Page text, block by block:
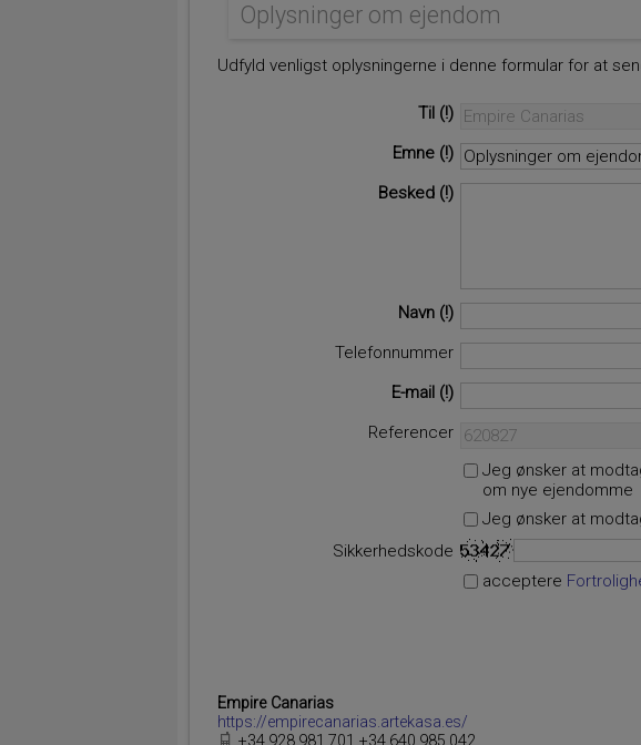
Oplysninger om ejendom
Udfyld venligst oplysningerne i denne formular for at
Til
Emne
Besked
Navn
Telefonnummer
E-mail
Referencer
Jeg ønsker at
om nye ejendomme
Jeg ønsker at
Sikkerhedskode
acceptere
Empire Canarias
https://empirecanarias.artekasa.es/